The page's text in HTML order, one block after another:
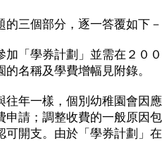
三個部分，逐一答覆如下－
「學券計劃」並需在２００
的名稱及學費增幅見附錄。
年一樣，個別幼稚園會因應
申請；調整收費的一般原因
可開支。由於「學券計劃」